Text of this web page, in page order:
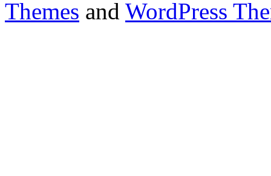
Themes and WordPress